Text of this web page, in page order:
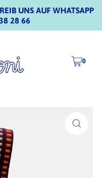
UNS AUF WHATSAPP
28 66
0